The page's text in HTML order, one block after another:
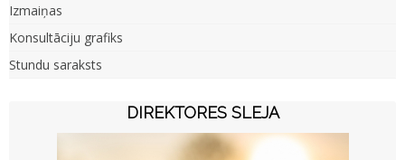
Izmaiņas
Konsultāciju grafiks
Stundu saraksts
DIREKTORES SLEJA